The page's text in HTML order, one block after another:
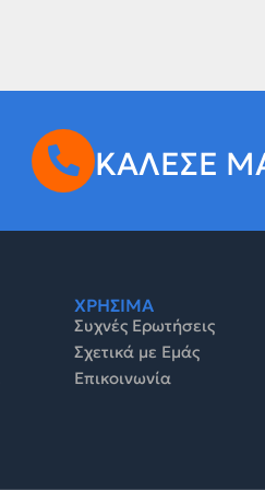
ΚΑΛΕΣΕ
ΧΡΗΣΙΜΑ
Συχνές Ερωτήσεις
Σχετικά με Εμάς
Επικοινωνία